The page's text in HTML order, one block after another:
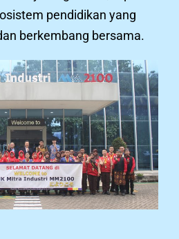
pendidikan yang
berkembang bersama.